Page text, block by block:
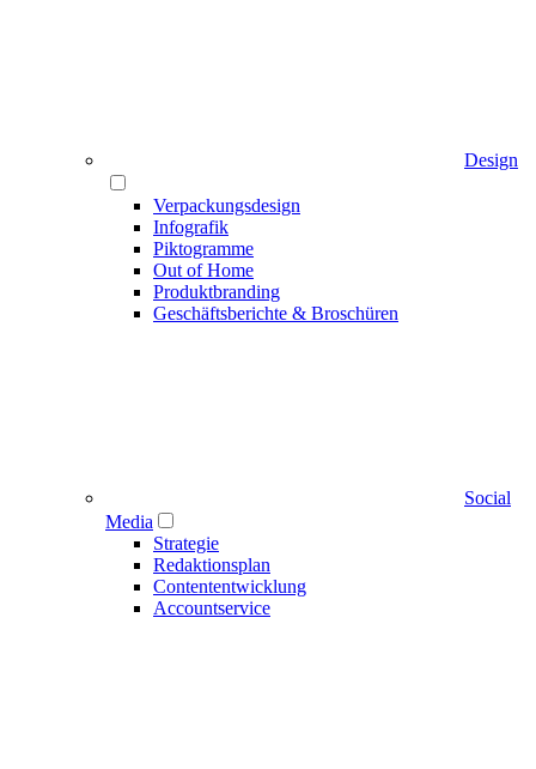
Design
Verpackungsdesign
Infografik
Piktogramme
Out of Home
Produktbranding
Geschäftsberichte & Broschüren
Social
Media
Strategie
Redaktionsplan
Contententwicklung
Accountservice